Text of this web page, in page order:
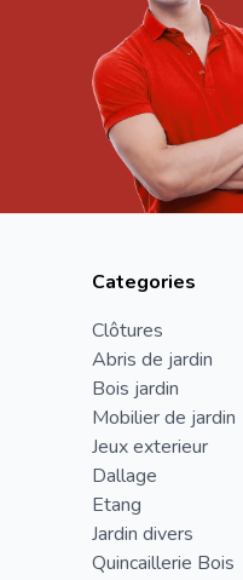
Categories
Clôtures
Abris de jardin
Bois jardin
Mobilier de jardin
Jeux exterieur
Dallage
Etang
Jardin divers
Quincaillerie Bois